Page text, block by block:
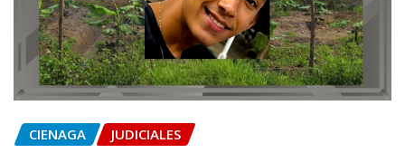
CIENAGA JUDICIALES